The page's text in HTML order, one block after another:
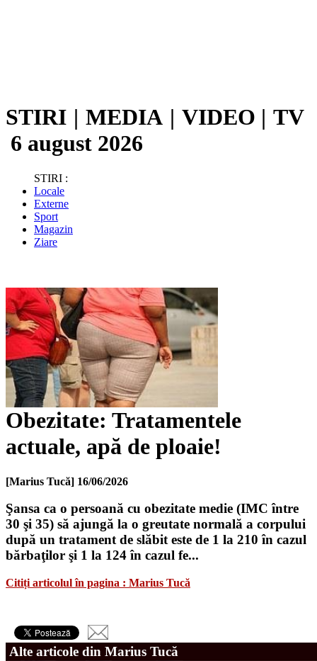
STIRI | MEDIA | VIDEO | TV
6 august 2026
STIRI :
Locale
Externe
Sport
Magazin
Ziare
Obezitate: Tratamentele
actuale, apă de ploaie!
[Marius Tucă] 16/06/2026
Şansa ca o persoană cu obezitate medie (IMC între
30 şi 35) să ajungă la o greutate normală a corpului
după un tratament de slăbit este de 1 la 210 în cazul
bărbaţilor şi 1 la 124 în cazul fe...
Citiți articolul în pagina : Marius Tucă
Alte articole din Marius Tucă